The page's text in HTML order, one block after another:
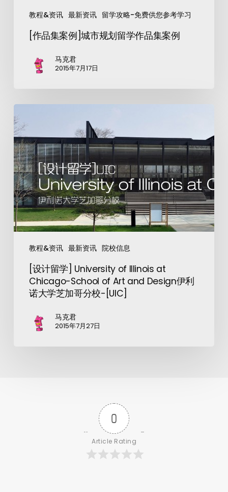
教程&资讯 最新资讯 留学攻略-免费供您参考学习
[作品集案例]城市规划留学作品集案例
马克君
2015年7月17日
教程&资讯 最新资讯 院校信息
[设计留学] University of Illinois at
Chicago-School of Art and Design伊利
诺大学芝加哥分校-[UIC]
马克君
2015年7月27日
0
Article Rating